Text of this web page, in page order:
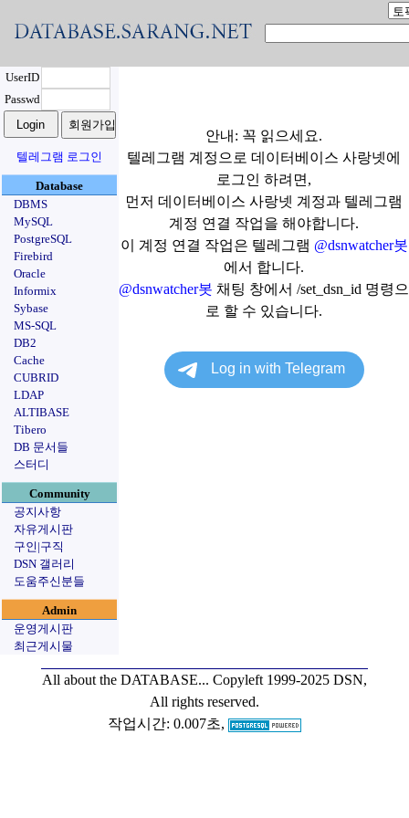
UserID
Passwd
텔레그램 로그인
Database
DBMS
MySQL
PostgreSQL
Firebird
Oracle
Informix
Sybase
MS-SQL
DB2
Cache
CUBRID
LDAP
ALTIBASE
Tibero
DB 문서들
스터디
Community
공지사항
자유게시판
구인|구직
DSN 갤러리
도움주신분들
Admin
운영게시판
최근게시물
안내: 꼭 읽으세요.
텔레그램 계정으로 데이터베이스 사랑넷에
로그인 하려면,
먼저 데이터베이스 사랑넷 계정과 텔레그램
계정 연결 작업을 해야합니다.
이 계정 연결 작업은 텔레그램 @dsnwatcher봇
에서 합니다.
@dsnwatcher봇 채팅 창에서 /set_dsn_id 명령으
로 할 수 있습니다.
All about the DATABASE... Copyleft 1999-2025 DSN,
All rights reserved.
작업시간: 0.007초,